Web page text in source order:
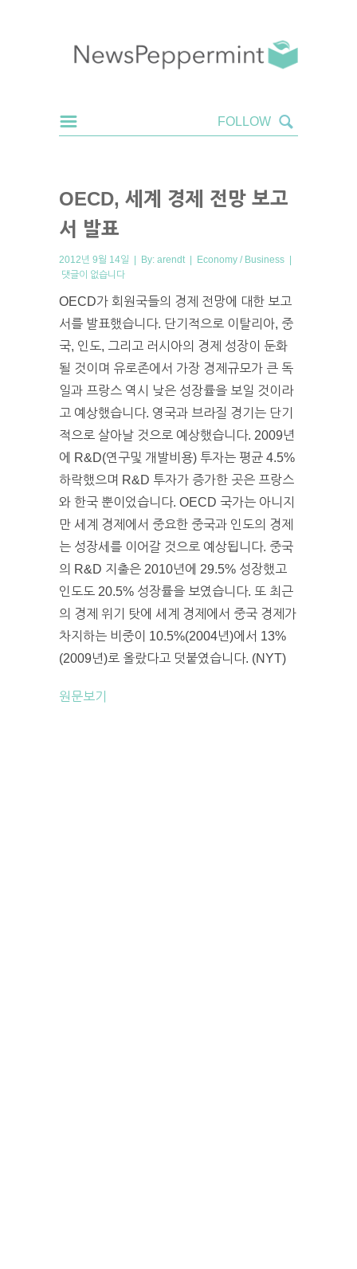
OECD, 세계 경제 전망 보고
서 발표
2012년 9월 14일 | By: arendt | Economy / Business |
댓글이 없습니다
OECD가 회원국들의 경제 전망에 대한 보고
서를 발표했습니다. 단기적으로 이탈리아, 중
국, 인도, 그리고 러시아의 경제 성장이 둔화
될 것이며 유로존에서 가장 경제규모가 큰 독
일과 프랑스 역시 낮은 성장률을 보일 것이라
고 예상했습니다. 영국과 브라질 경기는 단기
적으로 살아날 것으로 예상했습니다. 2009년
에 R&D(연구및 개발비용) 투자는 평균 4.5%
하락했으며 R&D 투자가 증가한 곳은 프랑스
와 한국 뿐이었습니다. OECD 국가는 아니지
만 세계 경제에서 중요한 중국과 인도의 경제
는 성장세를 이어갈 것으로 예상됩니다. 중국
의 R&D 지출은 2010년에 29.5% 성장했고
인도도 20.5% 성장률을 보였습니다. 또 최근
의 경제 위기 탓에 세계 경제에서 중국 경제가
차지하는 비중이 10.5%(2004년)에서 13%
(2009년)로 올랐다고 덧붙였습니다. (NYT)
원문보기